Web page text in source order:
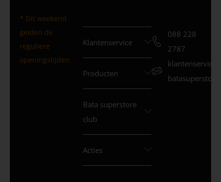
* Dit weekend
gelden de
reguliere
openingstijden
Klantenservice
Producten
Bata superstore
club
Acties
088 228
2787